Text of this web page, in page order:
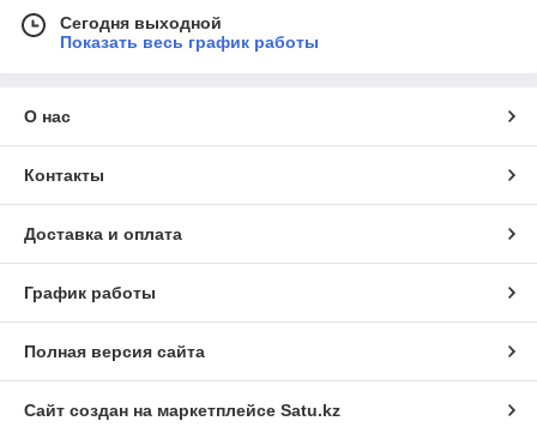
Сегодня выходной
Показать весь график работы
О нас
Контакты
Доставка и оплата
График работы
Полная версия сайта
Сайт создан на маркетплейсе Satu.kz